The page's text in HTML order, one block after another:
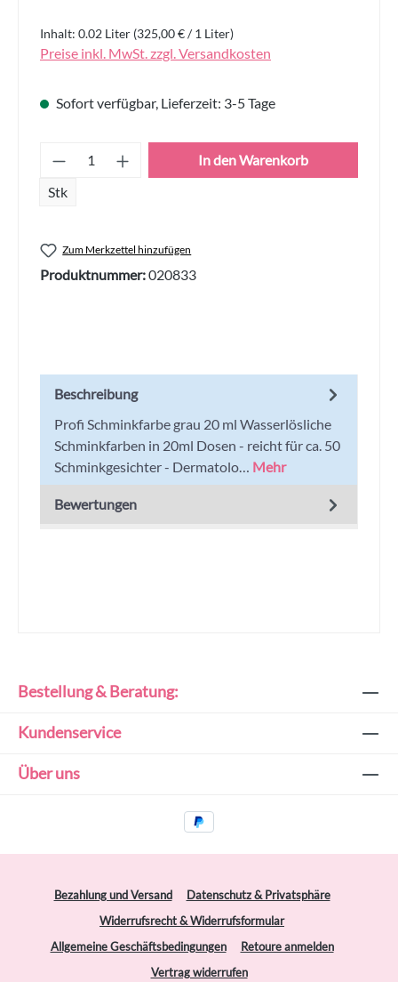
Inhalt: 0.02 Liter (325,00 € / 1 Liter)
Preise inkl. MwSt. zzgl. Versandkosten
Sofort verfügbar, Lieferzeit: 3-5 Tage
Produkt Anzahl: Gib den gewünschten
Stk
In den Warenkorb
Zum Merkzettel hinzufügen
Produktnummer:020833
Beschreibung
Profi Schminkfarbe grau 20 ml Wasserlösliche
Schminkfarben in 20ml Dosen - reicht für ca. 50
Schminkgesichter - Dermatolo… Mehr
Bewertungen
Bestellung & Beratung:
Kundenservice
Über uns
Bezahlung und Versand
Datenschutz & Privatsphäre
Widerrufsrecht & Widerrufsformular
Allgemeine Geschäftsbedingungen
Retoure anmelden
Vertrag widerrufen